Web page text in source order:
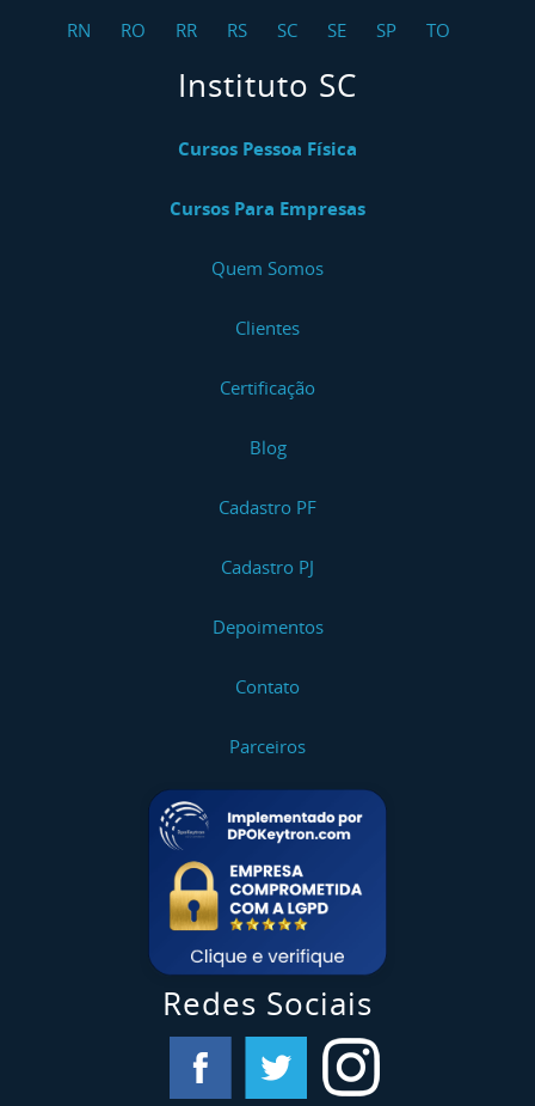
RN
RO RR RS SC SE SP TO
Instituto SC
Cursos Pessoa Física
Cursos Para Empresas
Quem Somos
Clientes
Certificação
Blog
Cadastro PF
Cadastro PJ
Depoimentos
Contato
Parceiros
Redes Sociais